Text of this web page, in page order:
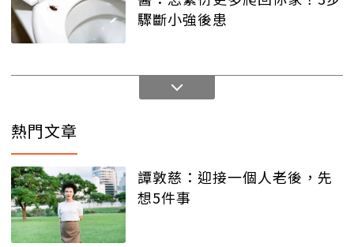
驟斷小強後患
熱門文章
譚敦慈：迎接一個人老後，先
想5件事